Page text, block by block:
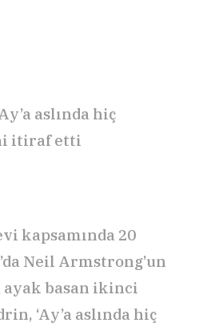
aslında hiç
itiraf etti
kapsamında 20
Neil Armstrong’un
ayak basan ikinci
‘Ay’a aslında hiç